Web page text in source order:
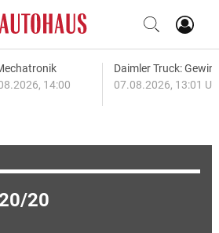
14:00
Daimler Truck:
07.08.2026, 13:01
20